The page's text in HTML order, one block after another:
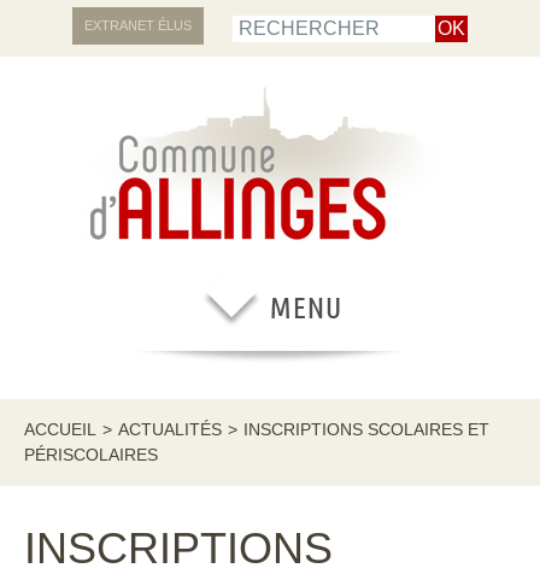
EXTRANET ÉLUS
ACCUEIL > ACTUALITÉS > INSCRIPTIONS SCOLAIRES ET
PÉRISCOLAIRES
INSCRIPTIONS